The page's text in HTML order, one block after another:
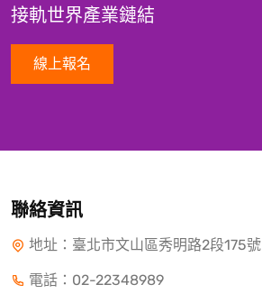
接軌世界產業鏈結
線上報名
聯絡資訊
地址：臺北市文山區秀明路2段175號
電話： 02-22348989